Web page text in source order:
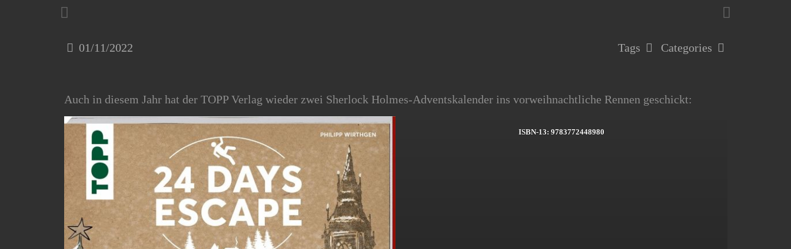
01/11/2022 Categories
Tags
Auch in diesem Jahr hat der TOPP Verlag wieder zwei Sherlock Holmes-Adventskalender ins vorweihnachtliche Rennen geschickt:
ISBN-13: 9783772448980